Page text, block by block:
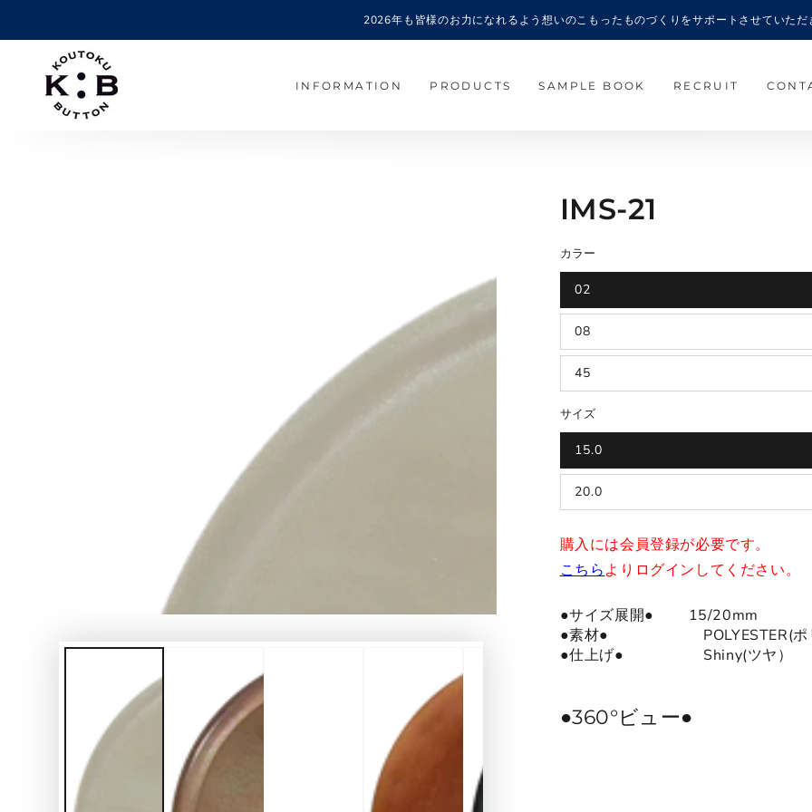
2026年も皆様のお力になれるよう想いのこもったものづくりをサポートさせていただ
INFORMATION PRODUCTS SAMPLE BOOK RECRUIT
IMS-21
カラー
02
08
45
サイズ
15.0
20.0
購入には会員登録が必要です。
こちらよりログインしてください。
●サイズ展開● 15/20mm
●素材● POLYESTER(
●仕上げ● Shiny(ツヤ）
●360°ビュー●